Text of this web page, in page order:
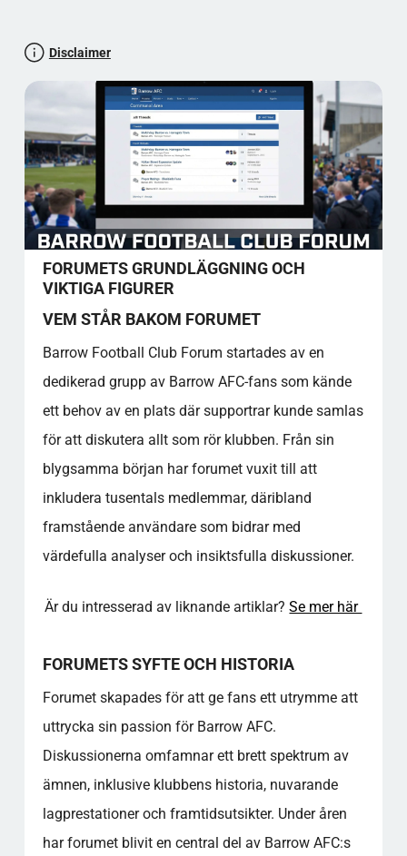
Disclaimer
FORUMETS GRUNDLÄGGNING OCH
VIKTIGA FIGURER
VEM STÅR BAKOM FORUMET
Barrow Football Club Forum startades av en
dedikerad grupp av Barrow AFC-fans som kände
ett behov av en plats där supportrar kunde samlas
för att diskutera allt som rör klubben. Från sin
blygsamma början har forumet vuxit till att
inkludera tusentals medlemmar, däribland
framstående användare som bidrar med
värdefulla analyser och insiktsfulla diskussioner.
Är du intresserad av liknande artiklar?Se mer här
FORUMETS SYFTE OCH HISTORIA
Forumet skapades för att ge fans ett utrymme att
uttrycka sin passion för Barrow AFC.
Diskussionerna omfamnar ett brett spektrum av
ämnen, inklusive klubbens historia, nuvarande
lagprestationer och framtidsutsikter. Under åren
har forumet blivit en central del av Barrow AFC:s
VANLIGA FRÅGOR
KÄLLREFERENSER
Låt oss testa din paratkunskap
Fan Culture
Fan-Gemenskap och Atmosfär
Klubbsång och Ramsor
Medlemsförmåner och Fasta Platser
Jämförelse av Biljettalternativ
Faktaöversikt – Bra att Veta
Gemenskapsvärde
Källreferenser
FAQ – BARROW FOOTBALL CLUB FORUM
Hur registrerar jag mig på Barrow Football
Club Forum?
Vilka typer av diskussioner kan jag förvänta
mig på forumet?
Är det gratis att vara med i forumet?
Vilka är några av de mest framstående
medlemmarna på forumet?
Hur kan jag bidra till en positiv atmosfär på
forumet?
supportercommunityn?
Hur hanteras regelbrott på forumet?
Vilka resurser finns tillgängliga för att lära
Vad gör Barrow Football Club Forum unikt
jämfört med andra supporterforum?
Populära kategorier